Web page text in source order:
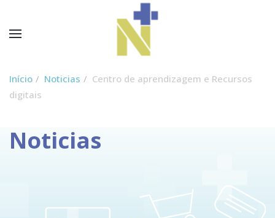
Início Noticias
Centro de aprendizagem e Recursos
digitais
Noticias